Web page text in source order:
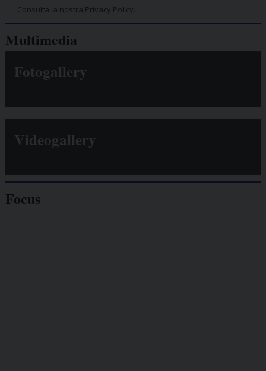
Consulta la nostra Privacy Policy.
Multimedia
Fotogallery
Videogallery
Focus